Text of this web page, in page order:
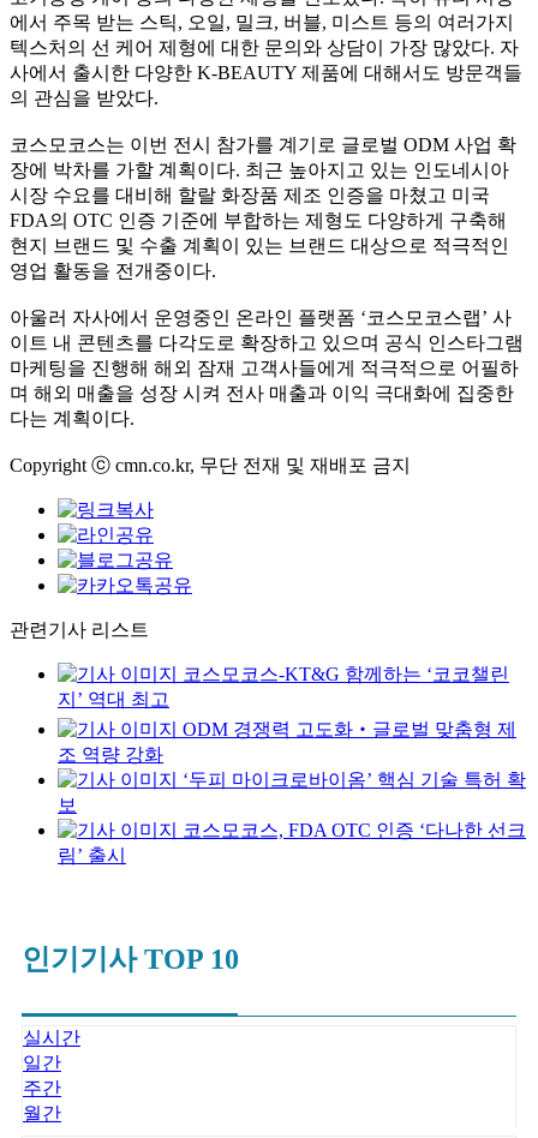
에서 주목 받는 스틱, 오일, 밀크, 버블, 미스트 등의 여러가지
텍스처의 선 케어 제형에 대한 문의와 상담이 가장 많았다. 자
사에서 출시한 다양한 K-BEAUTY 제품에 대해서도 방문객들
의 관심을 받았다.
코스모코스는 이번 전시 참가를 계기로 글로벌 ODM 사업 확
장에 박차를 가할 계획이다. 최근 높아지고 있는 인도네시아
시장 수요를 대비해 할랄 화장품 제조 인증을 마쳤고 미국
FDA의 OTC 인증 기준에 부합하는 제형도 다양하게 구축해
현지 브랜드 및 수출 계획이 있는 브랜드 대상으로 적극적인
영업 활동을 전개중이다.
아울러 자사에서 운영중인 온라인 플랫폼 ‘코스모코스랩’ 사
이트 내 콘텐츠를 다각도로 확장하고 있으며 공식 인스타그램
마케팅을 진행해 해외 잠재 고객사들에게 적극적으로 어필하
며 해외 매출을 성장 시켜 전사 매출과 이익 극대화에 집중한
다는 계획이다.
Copyright ⓒ cmn.co.kr, 무단 전재 및 재배포 금지
관련기사 리스트
코스모코스-KT&G 함께하는 ‘코코챌린
지’ 역대 최고
ODM 경쟁력 고도화‧글로벌 맞춤형 제
조 역량 강화
‘두피 마이크로바이옴’ 핵심 기술 특허 확
보
코스모코스, FDA OTC 인증 ‘다나한 선크
림’ 출시
인기기사 TOP 10
실시간
일간
주간
월간